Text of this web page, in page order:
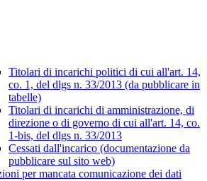
Titolari di incarichi politici di cui all'art. 14,
co. 1, del dlgs n. 33/2013 (da pubblicare in
tabelle)
Titolari di incarichi di amministrazione, di
direzione o di governo di cui all'art. 14, co.
1-bis, del dlgs n. 33/2013
Cessati dall'incarico (documentazione da
pubblicare sul sito web)
per mancata comunicazione dei dati